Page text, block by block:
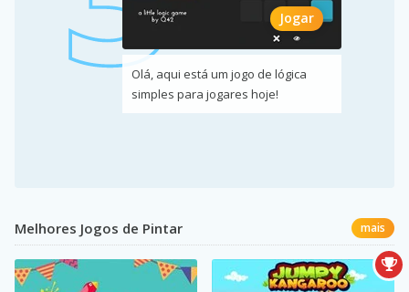
Jogar
Olá, aqui está um jogo de lógica
simples para jogares hoje!
Melhores Jogos de Pintar mais